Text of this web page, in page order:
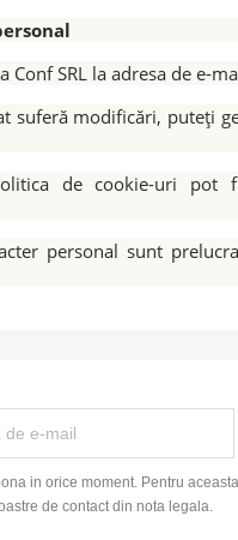
SRL la adresa de e-
modificări, puteți
de cookie-uri pot
personal sunt
in orice moment. Pentru
de contact din nota legala.